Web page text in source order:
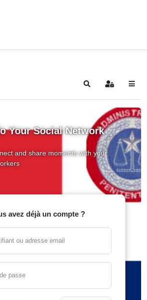
SearchSign In
Your Social Network
and share moments with your
avez déjà un compte ?
ou adresse email
passe